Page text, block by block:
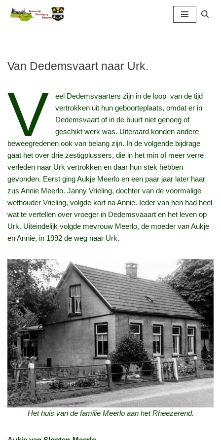
inhoud
Van Dedemsvaart naar Urk.
V
eel Dedemsvaarters zijn in de loop van de tijd
vertrokken uit hun geboorteplaats, omdat er in
Dedemsvaart of in de buurt niet genoeg of
geschikt werk was. Uiteraard konden andere
beweegredenen ook van belang zijn. In de volgende bijdrage
gaat het over drie zestigplussers, die in het min of meer verre
verleden naar Urk vertrokken en daar hun stek hebben
gevonden. Eerst ging Aukje Meerlo en een paar jaar later haar
zus Annie Meerlo. Janny Vrieling, dochter van de voormalige
wethouder Vrieling, volgde kort na Annie. Ieder van hen had heel
wat te vertellen over vroeger in Dedemsvaaart en het leven op
Urk. Uiteindelijk volgde mevrouw Meerlo, de moeder van Aukje
en Annie, in 1992 de weg naar Urk.
Het huis van de familie Meerlo aan het Rheezerend.